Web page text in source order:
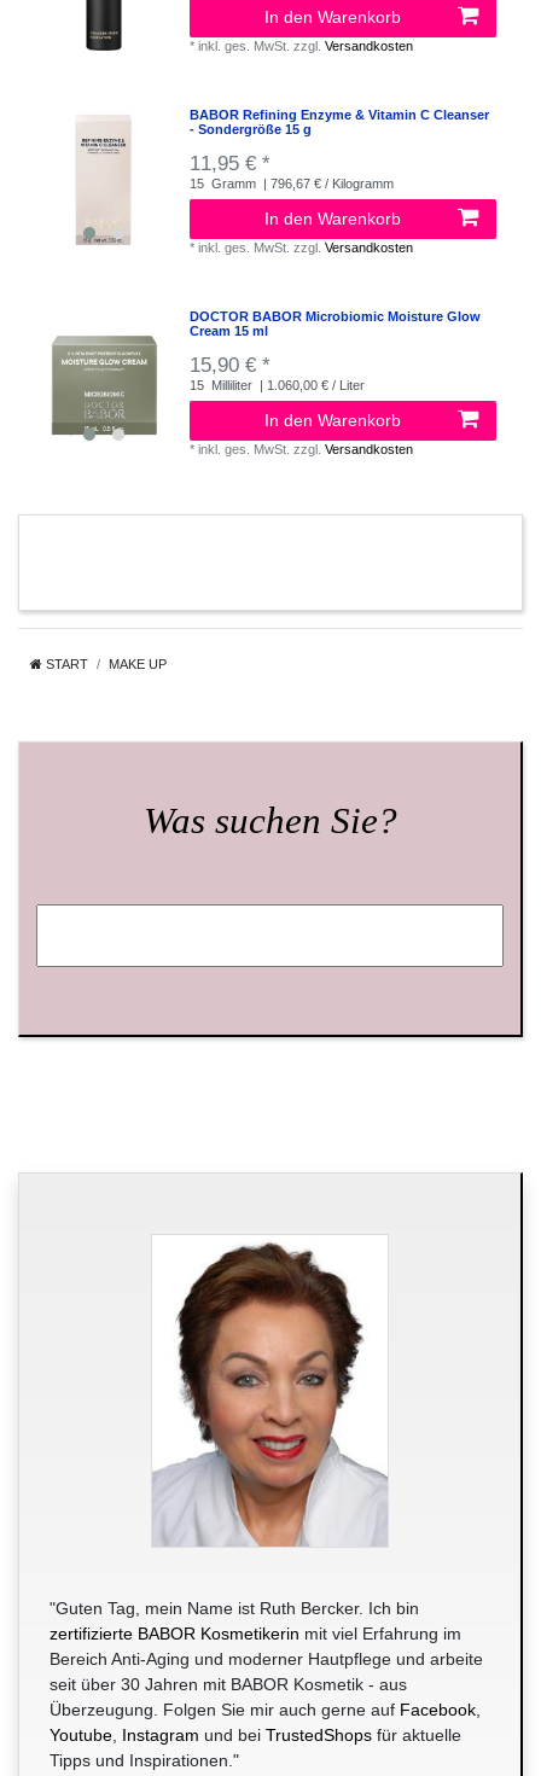
In den Warenkorb
*inkl. ges. MwSt. zzgl.Versandkosten
BABOR Refining Enzyme & Vitamin C Cleanser
- Sondergröße 15 g
11,95 € *
15 Gramm | 796,67 € / Kilogramm
In den Warenkorb
*inkl. ges. MwSt. zzgl.Versandkosten
DOCTOR BABOR Microbiomic Moisture Glow
Cream 15 ml
15,90 € *
15 Milliliter | 1.060,00 € / Liter
In den Warenkorb
*inkl. ges. MwSt. zzgl.Versandkosten
START MAKE UP
Was suchen Sie?
"Guten Tag, mein Name ist Ruth Bercker. Ich bin
zertifizierte BABOR Kosmetikerin mit viel Erfahrung im
Bereich Anti-Aging und moderner Hautpflege und arbeite
seit über 30 Jahren mit BABOR Kosmetik - aus
Überzeugung. Folgen Sie mir auch gerne auf Facebook
Youtube Instagram und bei TrustedShops für aktuelle
Tipps und Inspirationen."